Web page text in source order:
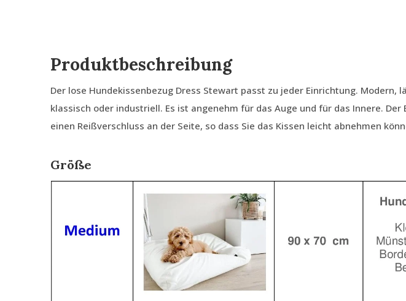
Produktbeschreibung
Der lose Hundekissenbezug Dress Stewart passt zu jeder Einrichtung. Modern,
klassisch oder industriell. Es ist angenehm für das Auge und für das Innere. Der
einen Reißverschluss an der Seite, so dass Sie das Kissen leicht abnehmen
Größe